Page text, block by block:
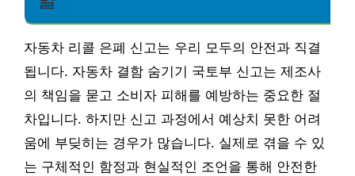
자동차 리콜 은폐 신고는 우리 모두의 안전과 직결
됩니다. 자동차 결함 숨기기 국토부 신고는 제조사
의 책임을 묻고 소비자 피해를 예방하는 중요한 절
차입니다. 하지만 신고 과정에서 예상치 못한 어려
움에 부딪히는 경우가 많습니다. 실제로 겪을 수 있
는 구체적인 함정과 현실적인 조언을 통해 안전한